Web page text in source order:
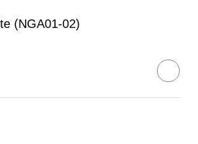
(NGA01-02)